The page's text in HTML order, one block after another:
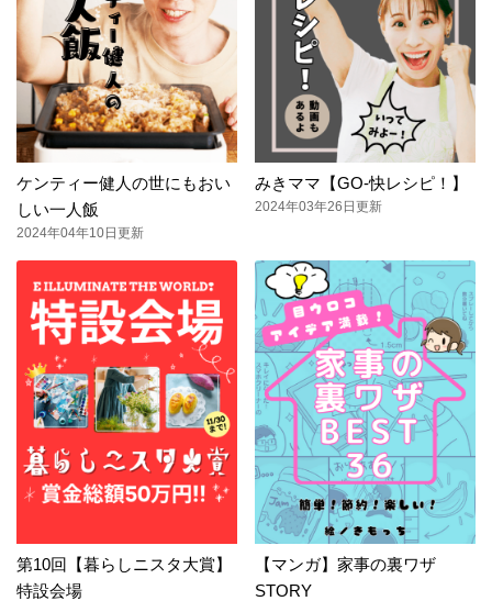
ケンティー健人の世にもおい
しい一人飯
2024年04年10日更新
みきママ【GO-快レシピ！】
2024年03年26日更新
第10回【暮らしニスタ大賞】
特設会場
【マンガ】家事の裏ワザ
STORY